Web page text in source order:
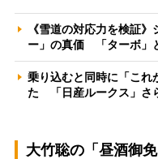
《雪道の対応力を検証
ー」の真価 「ターボ」
乗り込むと同時に「これ
た 「日産ルークス」さ
大竹聡の「昼酒御免